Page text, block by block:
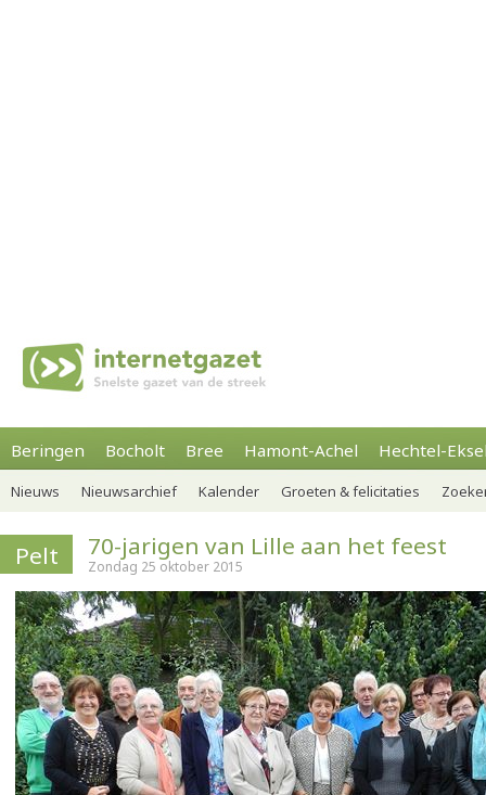
Beringen Bocholt Bree Hamont-Achel Hechtel-
Nieuws Nieuwsarchief Kalender Groeten & felicitaties
Pelt 70-jarigen van Lille aan het feest
Zondag 25 oktober 2015